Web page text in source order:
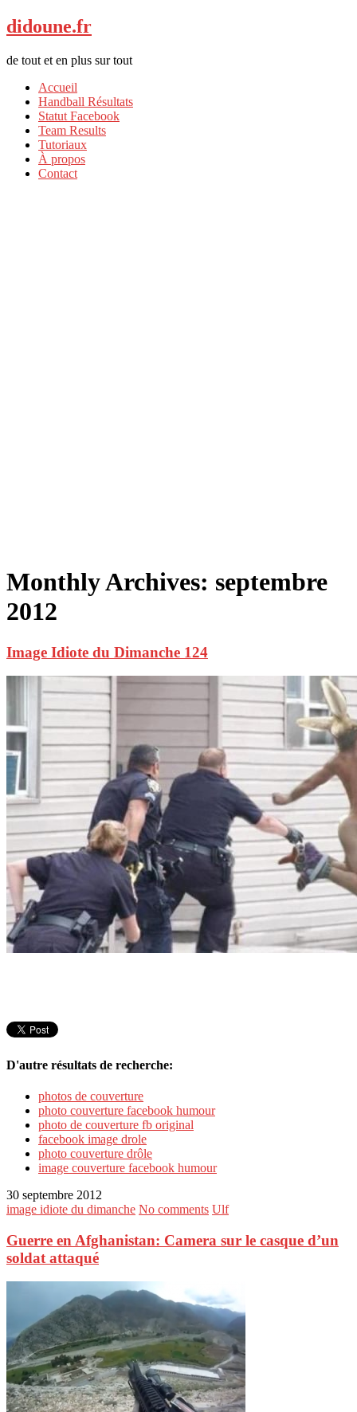
didoune.fr
de tout et en plus sur tout
Accueil
Handball Résultats
Statut Facebook
Team Results
Tutoriaux
À propos
Contact
Monthly Archives: septembre
2012
Image Idiote du Dimanche 124
D'autre résultats de recherche:
photos de couverture
photo couverture facebook humour
photo de couverture fb original
facebook image drole
photo couverture drôle
image couverture facebook humour
30 septembre 2012
image idiote du dimanche No comments Ulf
Guerre en Afghanistan: Camera sur le casque d’un
soldat attaqué